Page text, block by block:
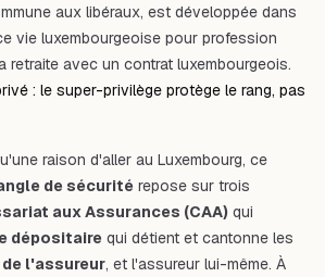
aux libéraux, est développée dans
vie luxembourgeoise pour profession
retraite avec un contrat luxembourgeois.
: le super-privilège protège le rang, pas
raison d'aller au Luxembourg, ce
de sécurité repose sur trois
aux Assurances (CAA) qui
dépositaire qui détient et cantonne les
l'assureur, et l'assureur lui-même. À